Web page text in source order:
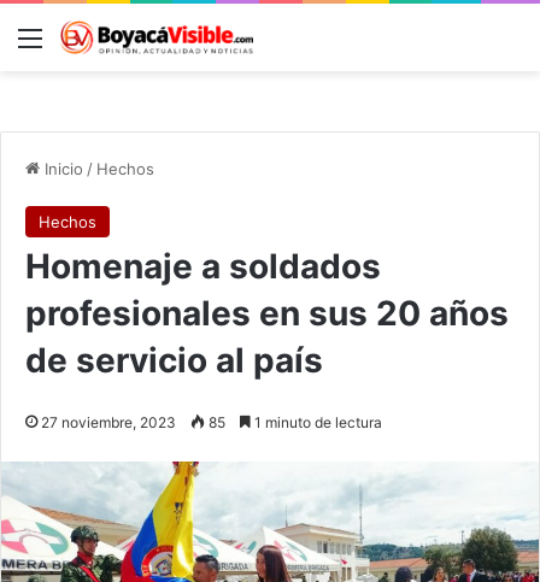
Menú
Inicio / Hechos
Hechos
Homenaje a soldados
profesionales en sus 20 años
de servicio al país
27 noviembre, 2023 85 1 minuto de lectura